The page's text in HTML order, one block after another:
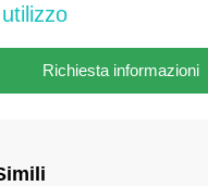
Richiesta informazioni